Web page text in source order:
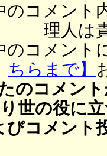
コメント
理人は
コメント
ちらまで】
のコメン
世の役に
びコメント